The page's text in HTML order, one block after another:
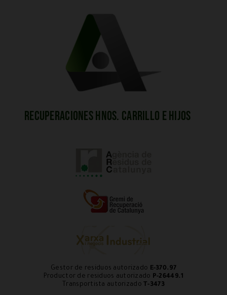
Recuperaciones Hnos. Carrillo e Hijos
Gestor de residuos autorizado E-370.97
Productor de residuos autorizado P-26449.1
Transportista autorizado T-3473